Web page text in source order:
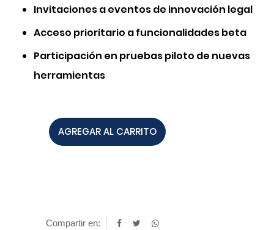
Invitaciones a eventos de innovación legal
Acceso prioritario a funcionalidades beta
Participación en pruebas piloto de nuevas
herramientas
AGREGAR AL CARRITO
Compartir en: